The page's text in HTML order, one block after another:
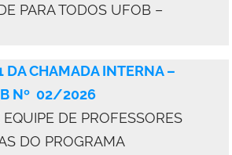
PARA TODOS UFOB –
DA CHAMADA INTERNA –
Nº 02/2026
DE PROFESSORES
DO PROGRAMA